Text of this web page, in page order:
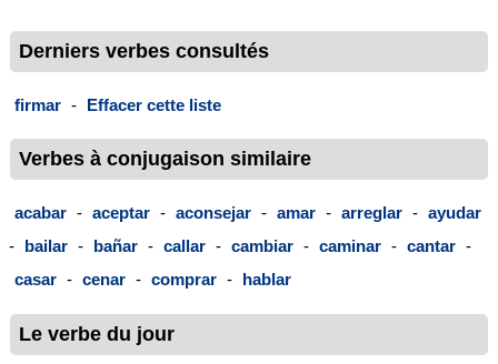
Derniers verbes consultés
firmar - Effacer cette liste
Verbes à conjugaison similaire
acabar - aceptar - aconsejar - amar - arreglar - ayudar
- bailar - bañar - callar - cambiar - caminar - cantar -
casar - cenar - comprar - hablar
Le verbe du jour